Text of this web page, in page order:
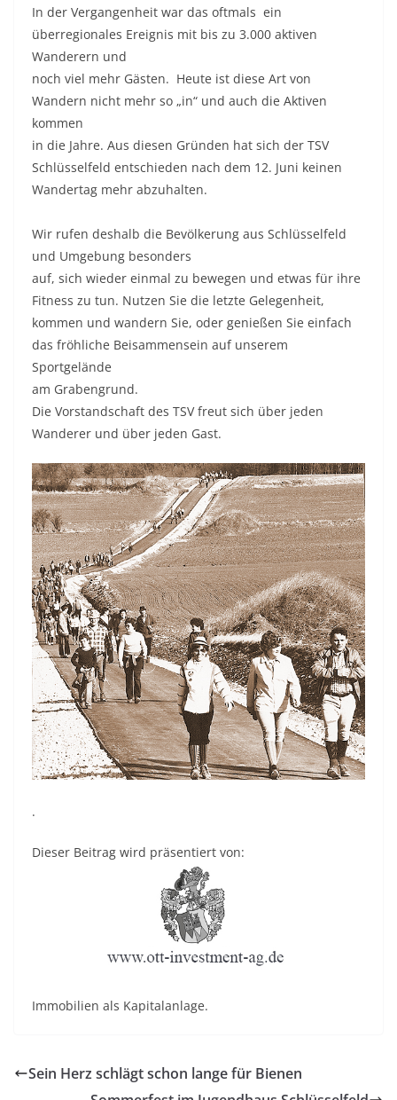
In der Vergangenheit war das oftmals ein
überregionales Ereignis mit bis zu 3.000 aktiven
Wanderern und
noch viel mehr Gästen. Heute ist diese Art von
Wandern nicht mehr so „in“ und auch die Aktiven
kommen
in die Jahre. Aus diesen Gründen hat sich der TSV
Schlüsselfeld entschieden nach dem 12. Juni keinen
Wandertag mehr abzuhalten.
Wir rufen deshalb die Bevölkerung aus Schlüsselfeld
und Umgebung besonders
auf, sich wieder einmal zu bewegen und etwas für ihre
Fitness zu tun. Nutzen Sie die letzte Gelegenheit,
kommen und wandern Sie, oder genießen Sie einfach
das fröhliche Beisammensein auf unserem
Sportgelände
am Grabengrund.
Die Vorstandschaft des TSV freut sich über jeden
Wanderer und über jeden Gast.
.
Dieser Beitrag wird präsentiert von:
Immobilien als Kapitalanlage.
Sein Herz schlägt schon lange für Bienen